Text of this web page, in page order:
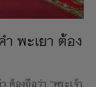
พะเยา ต้อง
ต้องถือว่า “พระเจ้า